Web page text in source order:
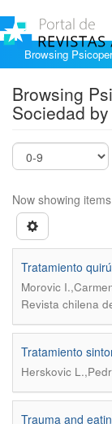
Browsing
Browsing
Sociedad
Now showing
Tratamiento
Morovic
Revista chilena
Tratamiento
Herskovic
Trauma and